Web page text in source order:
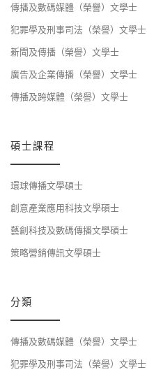
傳播及數碼媒體（榮譽）文學士
犯罪學及刑事司法（榮譽）文學士
新聞及傳播（榮譽）文學士
廣告及企業傳播（榮譽）文學士
傳播及跨媒體（榮譽）文學士
碩士課程
環球傳播文學碩士
創意產業應用科技文學碩士
藝創科技及數碼傳播文學碩士
策略營銷傳訊文學碩士
分類
傳播及數碼媒體（榮譽）文學士
犯罪學及刑事司法（榮譽）文學士